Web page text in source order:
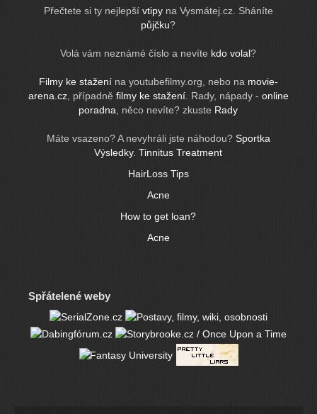
Přečtete si ty nejlepší vtipy na Vysmátej.cz. Sháníte
půjčku?
Volá vám neznámé číslo a nevíte kdo volal?
Filmy ke stažení na youtubefilmy.org, nebo na movie-
arena.cz , případně filmy ke stažení . Rady, nápady - online
poradna , něco nevíte? zkuste Rady
Máte vsazeno? A nevyhráli jste náhodou? Sportka
Výsledky.Tinnitus Treatment
HairLoss Tips
Acne
How to get loan?
Acne
Spřátelené weby